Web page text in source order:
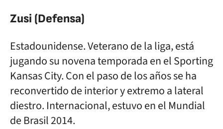
Zusi (Defensa)
Estadounidense. Veterano de la liga, está
jugando su novena temporada en el Sporting
Kansas City. Con el paso de los años se ha
reconvertido de interior y extremo a lateral
diestro. Internacional, estuvo en el Mundial
de Brasil 2014.